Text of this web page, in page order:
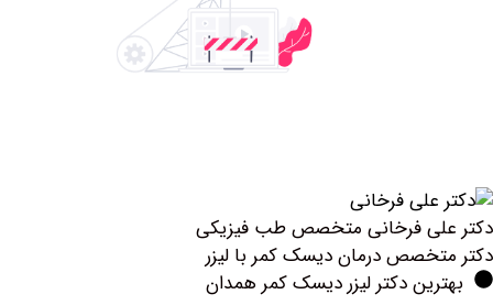
فرخانی متخصص طب فیزیکی
درمان دیسک کمر با لیزر
دکتر لیزر دیسک کمر همدان